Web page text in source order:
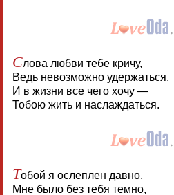
Слова любви тебе кричу,
Ведь невозможно удержаться.
И в жизни все чего хочу —
Тобою жить и наслаждаться.
Тобой я ослеплен давно,
Мне было без тебя темно,